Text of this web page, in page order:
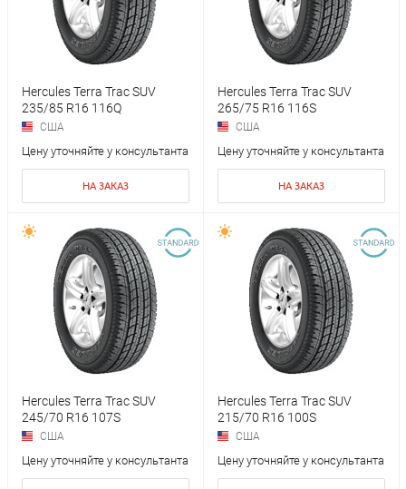
Hercules Terra Trac SUV
235/85 R16 116Q
США
Цену уточняйте у консультанта
НА ЗАКАЗ
Hercules Terra Trac SUV
265/75 R16 116S
США
Цену уточняйте у консультанта
НА ЗАКАЗ
Hercules Terra Trac SUV
245/70 R16 107S
США
Цену уточняйте у консультанта
Hercules Terra Trac SUV
215/70 R16 100S
США
Цену уточняйте у консультанта